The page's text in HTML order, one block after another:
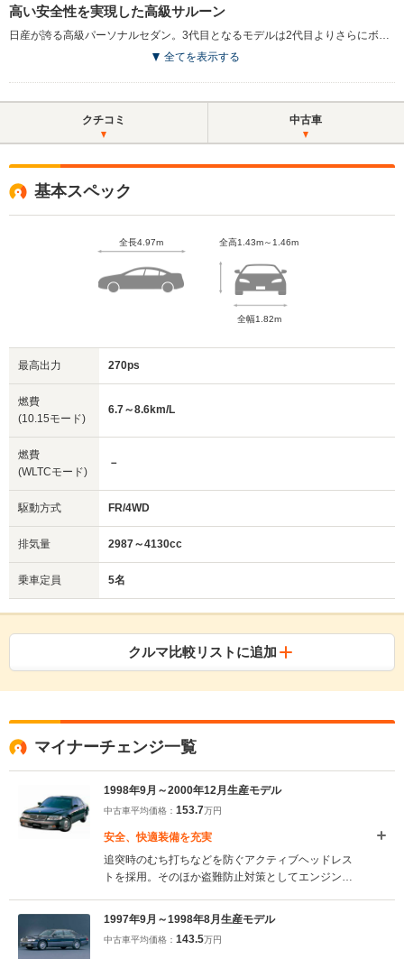
高い安全性を実現した高級サルーン
日産が誇る高級パーソナルセダン。3代目となるモデルは2代目よりさらにボディを大型化し、衝撃吸収ボディや高強度キャビンなど日産が提唱する“ゾーンボディコンセプト”を採用。さらに運転席＆助手席SRSエアバッグに加え、前席サイドSRSエアバッグも装備するなど高い安全性を備える。エンジンは先代同様4.1LのV8と3LのV6ターボを搭載。どちらも大幅な改良が加えられ最高出力はともに270psとなった。ノーマルシリーズのほか丸目4灯風のヘッドライトや黒系でまとめられたインテリアなどスポーティさを強調したグランドツーリング系を設定したのも特徴だ。（1999.6）
全てを表示する
クチコミ 中古車
基本スペック
全長4.97m 全高1.43m～1.46m
全幅1.82m
最高出力 270ps
燃費
(10.15モード)
6.7～8.6km/L
燃費
(WLTCモード)
－
駆動方式 FR/4WD
排気量 2987～4130cc
乗車定員 5名
クルマ比較リストに追加
マイナーチェンジ一覧
1998年9月～2000年12月生産モデル
中古車平均価格： 153.7万円
安全、快適装備を充実
追突時のむち打ちなどを防ぐアクティブヘッドレス
トを採用。そのほか盗難防止対策としてエンジンイ
トグリルなど外装のデザインも変更されている。
（1998.9）
1997年9月～1998年8月生産モデル
中古車平均価格： 143.5万円